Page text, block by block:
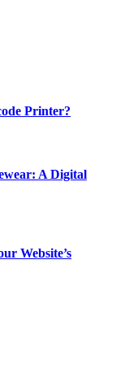
Printer?
A Digital
Website’s